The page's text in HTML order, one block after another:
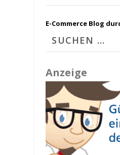
E-Commerce Blog
Anzeige